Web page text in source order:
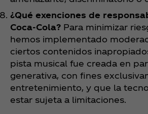
¿Qué exenciones de
Coca‑Cola? Para minimizar
hemos implementado
ciertos contenidos
pista musical fue creada en
generativa, con fines
entretenimiento, y que la
estar sujeta a limitaciones.